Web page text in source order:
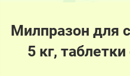
Милпразон для
5 кг,